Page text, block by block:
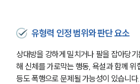
유형력 인정 범위와 판단 요소
상대방을 강하게 밀치거나 팔을 잡아당
해 신체를 가로막는 행동, 욕설과 함께
등도 폭행으로 문제될 가능성이 있습니다.